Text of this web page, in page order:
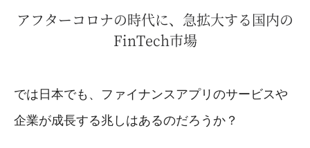
アフターコロナの時代に、急拡大する国内の
FinTech市場
では日本でも、ファイナンスアプリのサービスや
企業が成長する兆しはあるのだろうか？